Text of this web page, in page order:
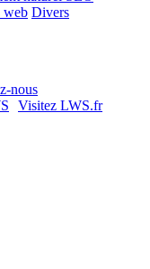
web Divers
nous
Visitez LWS.fr